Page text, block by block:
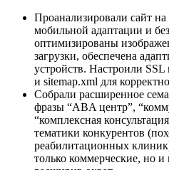
Проанализировали сайт на
мобильной адаптации и
оптимизированы
загрузки, обеспечена
устройств. Настроили
и sitemap.xml для
Собрали расширенное
фразы “ABA центр”,
“комплексная
тематики конкурентов
реабилитационных
только коммерческие, но